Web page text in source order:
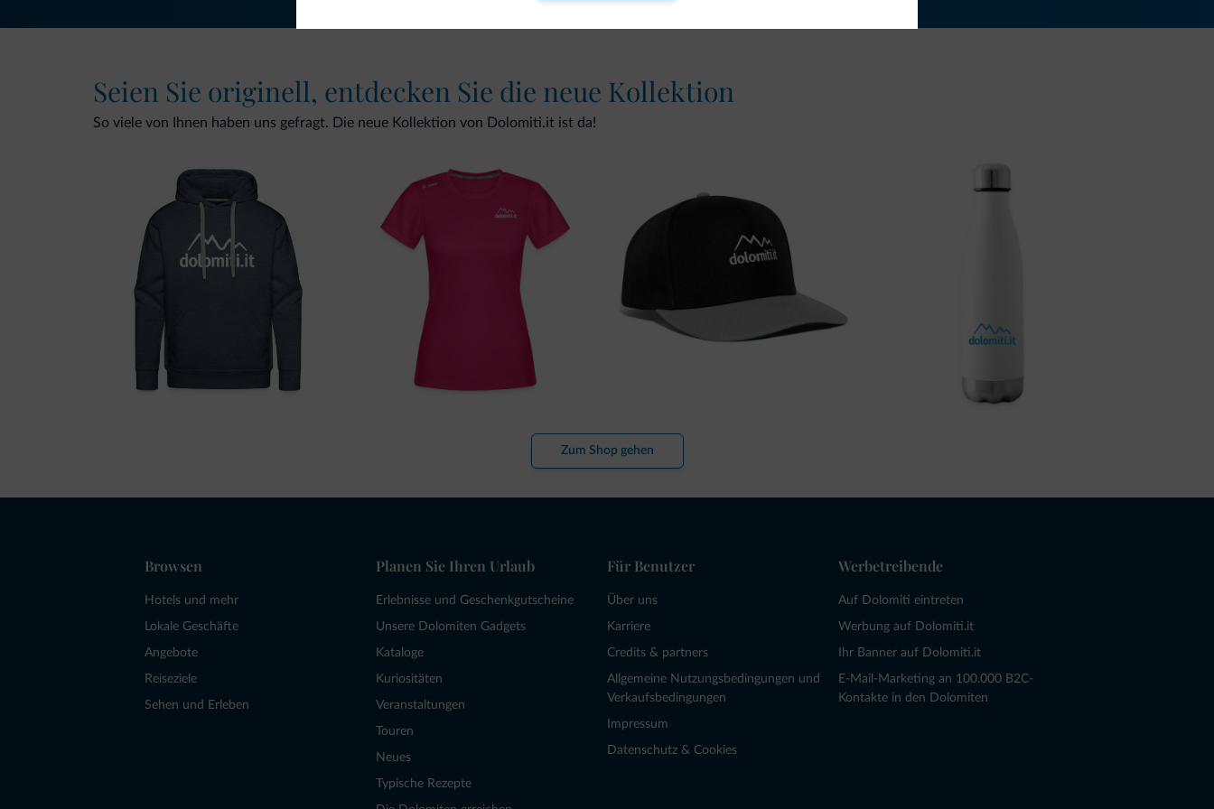
Seien Sie originell, entdecken Sie die neue Kollektion
So viele von Ihnen haben uns gefragt. Die neue Kollektion von Dolomiti.it ist da!
Zum Shop gehen
Browsen
Hotels und mehr
Lokale Geschäfte
Angebote
Reiseziele
Sehen und Erleben
Planen Sie Ihren Urlaub
Erlebnisse und Geschenkgutscheine
Unsere Dolomiten Gadgets
Kataloge
Kuriositäten
Veranstaltungen
Touren
Neues
Typische Rezepte
Für Benutzer
Über uns
Karriere
Credits & partners
Allgemeine Nutzungsbedingungen und
Verkaufsbedingungen
Impressum
Datenschutz & Cookies
Werbetreibende
Auf Dolomiti eintreten
Werbung auf Dolomiti.it
Ihr Banner auf Dolomiti.it
E-Mail-Marketing an 100.000 B2C-
Kontakte in den Dolomiten